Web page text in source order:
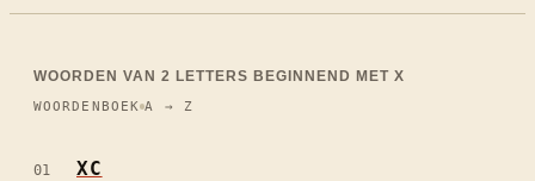
WOORDEN VAN 2 LETTERS BEGINNEND MET X
WOORDENBOEK A → Z
01 XC